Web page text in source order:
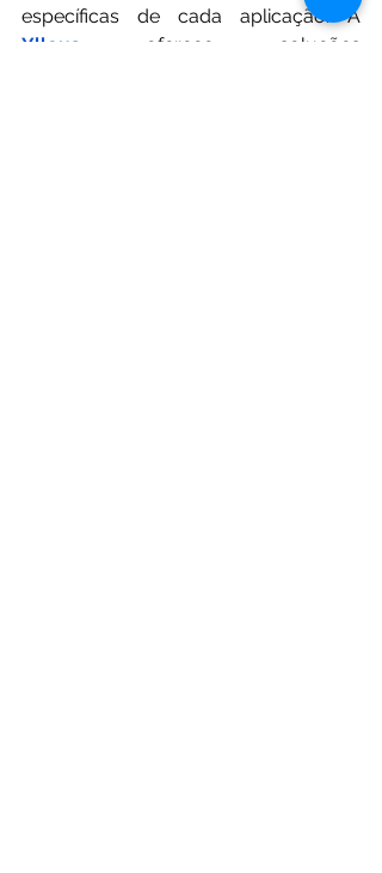
específicas de cada aplicação. A
Ylleus
oferece soluções